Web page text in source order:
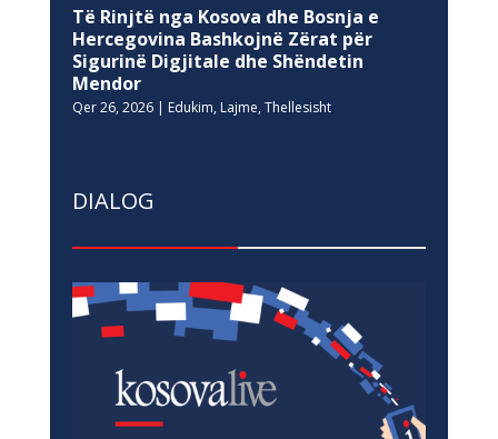
Të Rinjtë nga Kosova dhe Bosnja e
Hercegovina Bashkojnë Zërat për
Sigurinë Digjitale dhe Shëndetin
Mendor
Qer 26, 2026| Edukim, Lajme, Thellesisht
DIALOG